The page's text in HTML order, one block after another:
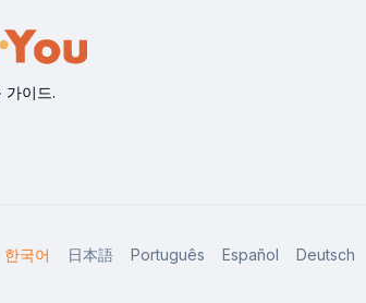
가이드.
한국어 日本語 Português Español Deutsch